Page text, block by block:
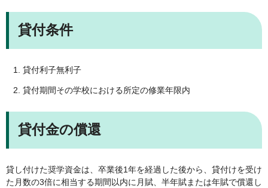
貸付条件
貸付利子無利子
貸付期間その学校における所定の修業年限内
貸付金の償還
貸し付けた奨学資金は、卒業後1年を経過した後から、貸付けを受け
た月数の3倍に相当する期間以内に月賦、半年賦または年賦で償還し